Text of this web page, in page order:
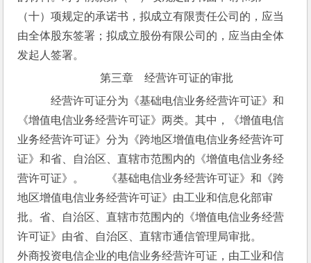
（十）项规定的承诺书，拟成立有限责任公司的，应当
由全体股东签署；拟成立股份有限公司的，应当由全体
发起人签署。
第三章　经营许可证的审批
经营许可证分为《基础电信业务经营许可证》和
《增值电信业务经营许可证》两类。其中，《增值电信
业务经营许可证》分为《跨地区增值电信业务经营许可
证》和省、自治区、直辖市范围内的《增值电信业务经
营许可证》。　　《基础电信业务经营许可证》和《跨
地区增值电信业务经营许可证》由工业和信息化部审
批。省、自治区、直辖市范围内的《增值电信业务经营
许可证》由省、自治区、直辖市通信管理局审批。
外商投资电信企业的电信业务经营许可证，由工业和信